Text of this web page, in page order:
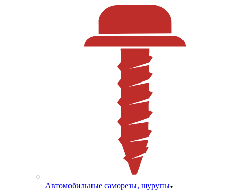
Автомобильные саморезы, шурупы